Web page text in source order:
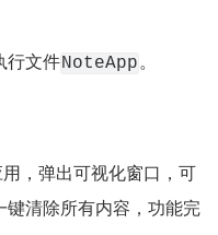
行文件NoteApp。
，弹出可视化窗口，可
清除所有内容，功能完